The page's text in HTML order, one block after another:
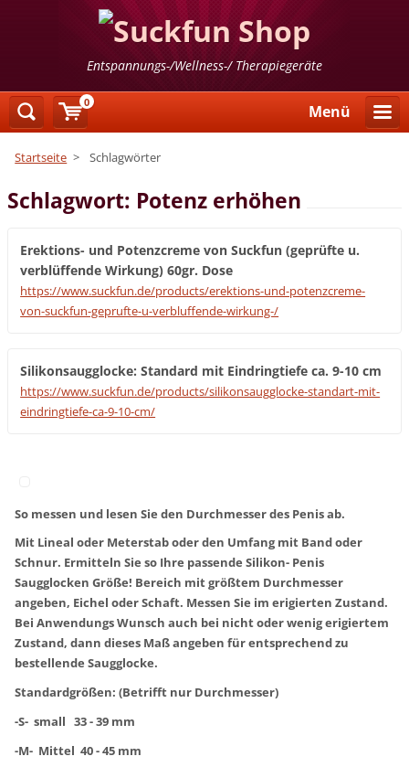
Entspannungs-/Wellness-/ Therapiegeräte
Menü
Startseite > Schlagwörter
Schlagwort: Potenz erhöhen
Erektions- und Potenzcreme von Suckfun (geprüfte u.
verblüffende Wirkung) 60gr. Dose
https://www.suckfun.de/products/erektions-und-potenzcreme-
von-suckfun-geprufte-u-verbluffende-wirkung-/
Silikonsaugglocke: Standard mit Eindringtiefe ca. 9-10 cm
https://www.suckfun.de/products/silikonsaugglocke-standart-mit-
eindringtiefe-ca-9-10-cm/
So messen und lesen Sie den Durchmesser des Penis ab.
Mit Lineal oder Meterstab oder den Umfang mit Band oder
Schnur. Ermitteln Sie so Ihre passende Silikon- Penis
Saugglocken Größe! Bereich mit größtem Durchmesser
angeben, Eichel oder Schaft. Messen Sie im erigierten Zustand.
Bei Anwendungs Wunsch auch bei nicht oder wenig erigiertem
Zustand, dann dieses Maß angeben für entsprechend zu
bestellende Saugglocke.
Standardgrößen: (Betrifft nur Durchmesser)
-S- small 33 - 39 mm
-M- Mittel 40 - 45 mm
0